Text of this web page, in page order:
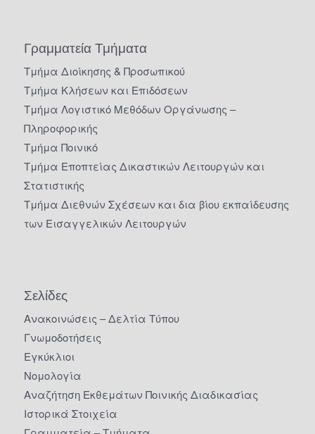
Γραμματεία Τμήματα
Τμήμα Διοίκησης & Προσωπικού
Τμήμα Κλήσεων και Επιδόσεων
Τμήμα Λογιστικό Μεθόδων Οργάνωσης –
Πληροφορικής
Τμήμα Ποινικό
Τμήμα Εποπτείας Δικαστικών Λειτουργών και
Στατιστικής
Τμήμα Διεθνών Σχέσεων και δια βίου εκπαίδευσης
των Εισαγγελικών Λειτουργών
Σελίδες
Ανακοινώσεις – Δελτία Τύπου
Γνωμοδοτήσεις
Εγκύκλιοι
Νομολογία
Αναζήτηση Εκθεμάτων Ποινικής Διαδικασίας
Ιστορικά Στοιχεία